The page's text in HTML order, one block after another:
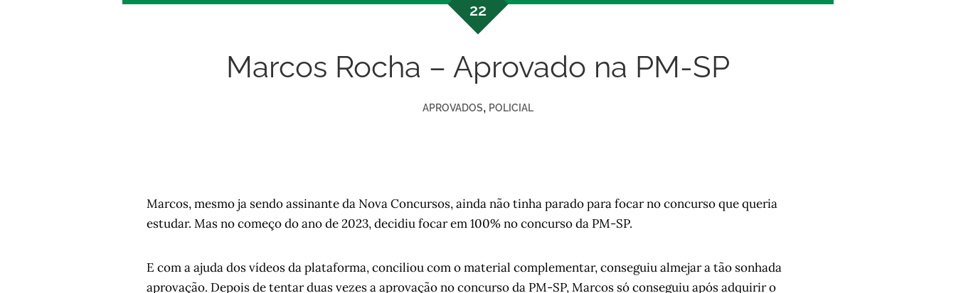
22
Marcos Rocha – Aprovado na PM-SP
APROVADOS, POLICIAL
Marcos, mesmo ja sendo assinante da Nova Concursos, ainda não tinha parado para focar no concurso que queria
estudar. Mas no começo do ano de 2023, decidiu focar em 100% no concurso da PM-SP.
E com a ajuda dos vídeos da plataforma, conciliou com o material complementar, conseguiu almejar a tão sonhada
aprovação. Depois de tentar duas vezes a aprovação no concurso da PM-SP, Marcos só conseguiu após adquirir o